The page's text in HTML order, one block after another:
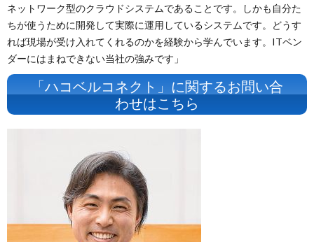
ネットワーク型のクラウドシステムであることです。しかも自分た
ちが使うために開発して実際に運用しているシステムです。どうす
れば現場が受け入れてくれるのかを経験から学んでいます。ITベン
ダーにはまねできない当社の強みです」
「ハコベルコネクト」に関するお問い合
わせはこちら